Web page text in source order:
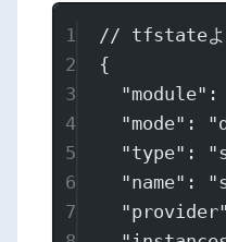
1
// tfstateよ
2
{
3
"module" :
4
"mode" :
5
"type" :
6
"name" :
7
"provider"